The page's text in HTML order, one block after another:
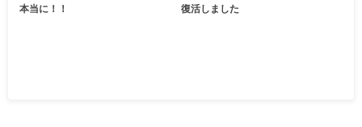
本当に！！ 復活しました